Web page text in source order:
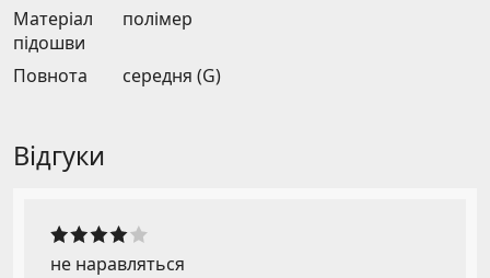
Матеріал
підошви
полімер
Повнота середня (G)
Відгуки
не наравляться